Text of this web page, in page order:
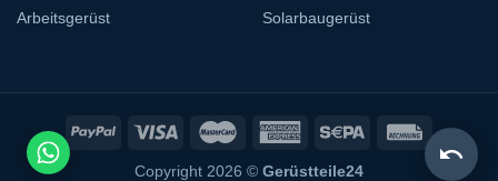
Arbeitsgerüst
Solarbaugerüst
Copyright 2026 © Gerüstteile24